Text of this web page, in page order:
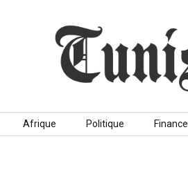
Afrique Politique Finance